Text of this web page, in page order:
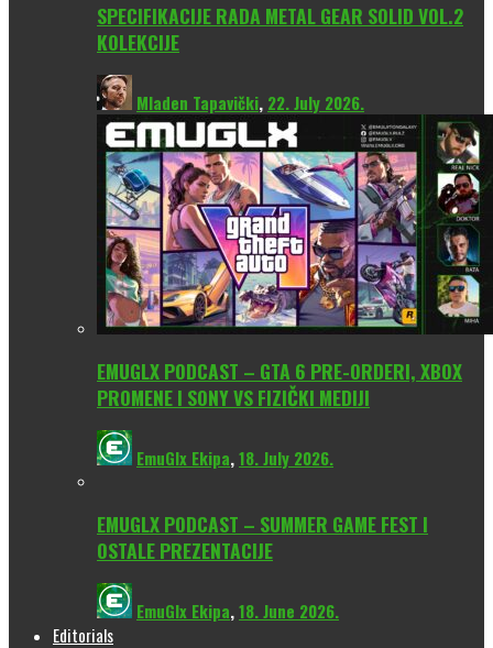
SPECIFIKACIJE RADA METAL GEAR SOLID VOL.2
KOLEKCIJE
Mladen Tapavički, 22. July 2026.
EMUGLX PODCAST – GTA 6 PRE-ORDERI, XBOX
PROMENE I SONY VS FIZIČKI MEDIJI
EmuGlx Ekipa,18. July 2026.
EMUGLX PODCAST – SUMMER GAME FEST I
OSTALE PREZENTACIJE
EmuGlx Ekipa,18. June 2026.
Editorials